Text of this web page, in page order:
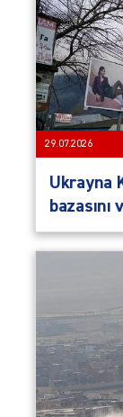
29.07.2026
Ukrayna
bazasını